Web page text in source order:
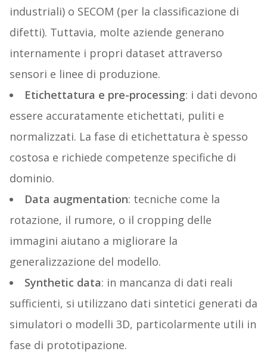
industriali) o SECOM (per la classificazione di
difetti). Tuttavia, molte aziende generano
internamente i propri dataset attraverso
sensori e linee di produzione.
Etichettatura e pre-processing: i dati devono
essere accuratamente etichettati, puliti e
normalizzati. La fase di etichettatura è spesso
costosa e richiede competenze specifiche di
dominio.
Data augmentation: tecniche come la
rotazione, il rumore, o il cropping delle
immagini aiutano a migliorare la
generalizzazione del modello.
Synthetic data: in mancanza di dati reali
sufficienti, si utilizzano dati sintetici generati da
simulatori o modelli 3D, particolarmente utili in
fase di prototipazione.